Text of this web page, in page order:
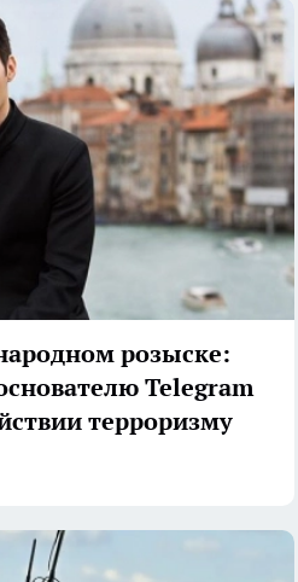
розыске:
Telegram
терроризму